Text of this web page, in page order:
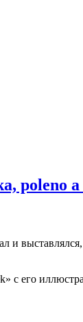
poleno a
и
с его